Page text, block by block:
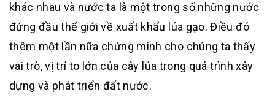
khác nhau và nước ta là một trong số những nước
đứng đầu thế giới về xuất khẩu lúa gạo. Điều đó
thêm một lần nữa chứng minh cho chúng ta thấy
vai trò, vị trí to lớn của cây lúa trong quá trình xây
dựng và phát triển đất nước.